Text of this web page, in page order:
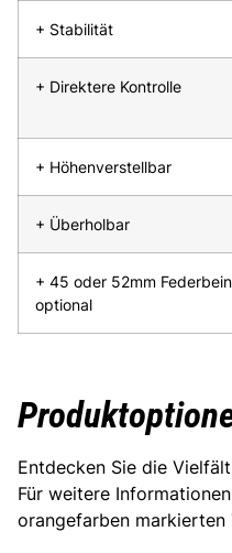
+ Stabilität
+ Direktere Kontrolle
+ Höhenverstellbar
+ Überholbar
+ 45 oder 52mm Federbein
optional
Entdecken Sie die
Für weitere
orangefarben markierten